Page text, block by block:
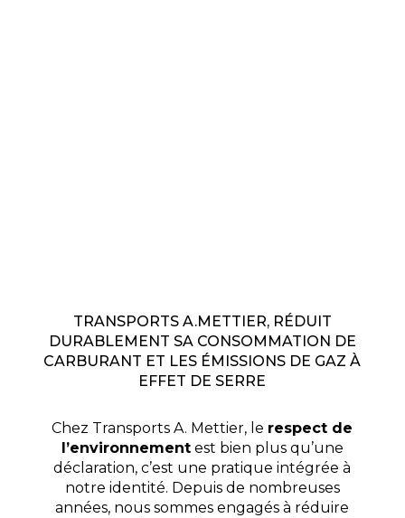
TRANSPORTS A.METTIER, RÉDUIT
DURABLEMENT SA CONSOMMATION DE
CARBURANT ET LES ÉMISSIONS DE GAZ À
EFFET DE SERRE
Chez Transports A. Mettier, le respect de
l’environnementest bien plus qu’une
déclaration, c’est une pratique intégrée à
notre identité. Depuis de nombreuses
années, nous sommes engagés à réduire